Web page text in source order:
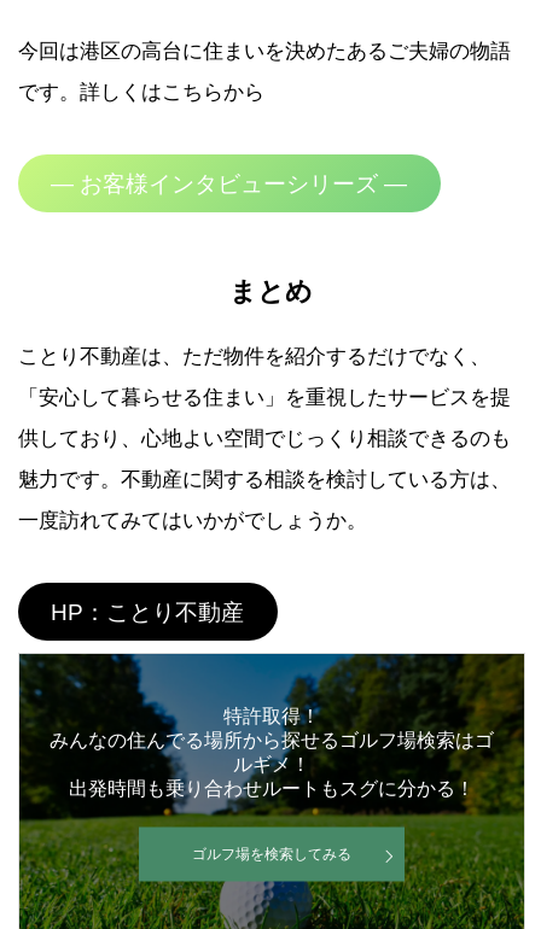
今回は港区の高台に住まいを決めたあるご夫婦の物語
です。詳しくはこちらから
— お客様インタビューシリーズ —
まとめ
ことり不動産は、ただ物件を紹介するだけでなく、
「安心して暮らせる住まい」を重視したサービスを提
供しており、心地よい空間でじっくり相談できるのも
魅力です。不動産に関する相談を検討している方は、
一度訪れてみてはいかがでしょうか。
HP：ことり不動産
特許取得！
みんなの住んでる場所から探せるゴルフ場検索はゴ
ルギメ！
出発時間も乗り合わせルートもスグに分かる！
ゴルフ場を検索してみる